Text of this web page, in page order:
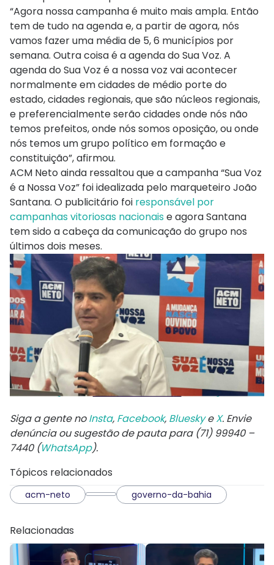
“Agora nossa campanha é muito mais ampla. Então
tem de tudo na agenda e, a partir de agora, nós
vamos fazer uma média de 5, 6 municípios por
semana. Outra coisa é a agenda do Sua Voz. A
agenda do Sua Voz é a nossa voz vai acontecer
normalmente em cidades de médio porte do
estado, cidades regionais, que são núcleos regionais,
e preferencialmente serão cidades onde nós não
temos prefeitos, onde nós somos oposição, ou onde
nós temos um grupo político em formação e
constituição”, afirmou.
ACM Neto ainda ressaltou que a campanha “Sua Voz
é a Nossa Voz” foi idealizada pelo marqueteiro João
Santana. O publicitário foi responsável por
campanhas vitoriosas nacionaise agora Santana
tem sido a cabeça da comunicação do grupo nos
últimos dois meses.
Siga a gente noInsta, Facebook, BlueskyeX. Envie
denúncia ou sugestão de pauta para (71) 99940 –
7440 (WhatsApp).
Tópicos relacionados
acm-neto governo-da-bahia
Relacionadas